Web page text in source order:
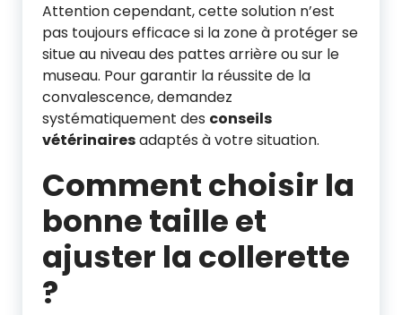
Attention cependant, cette solution n’est
pas toujours efficace si la zone à protéger se
situe au niveau des pattes arrière ou sur le
museau. Pour garantir la réussite de la
convalescence, demandez
systématiquement des conseils
vétérinairesadaptés à votre situation.
Comment choisir la
bonne taille et
ajuster la collerette
?